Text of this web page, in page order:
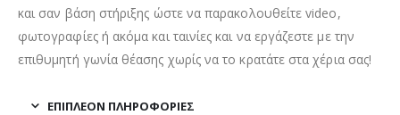
και σαν βάση στήριξης ώστε να παρακολουθείτε video,
φωτογραφίες ή ακόμα και ταινίες και να εργάζεστε με την
επιθυμητή γωνία θέασης χωρίς να το κρατάτε στα χέρια σας!
ΕΠΙΠΛΈΟΝ ΠΛΗΡΟΦΟΡΊΕΣ